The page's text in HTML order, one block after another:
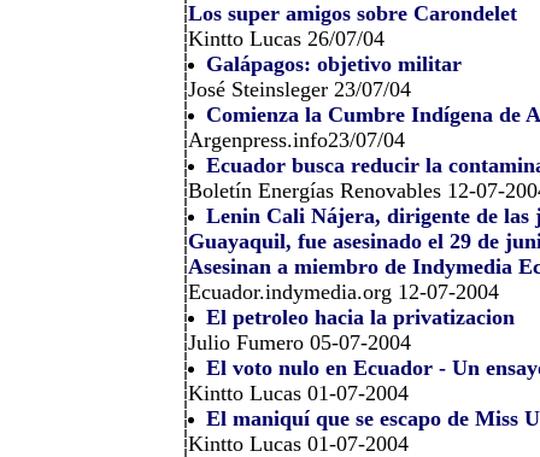
Los super amigos sobre Carondelet
Kintto Lucas 26/07/04
Galápagos: objetivo militar
José Steinsleger 23/07/04
Comienza la Cumbre Indígena de
Argenpress.info23/07/04
Ecuador busca reducir la
Boletín Energías Renovables 12-07-
Lenin Cali Nájera, dirigente de las
Guayaquil, fue asesinado el 29 de
Asesinan a miembro de Indymedia
Ecuador.indymedia.org 12-07-2004
El petroleo hacia la privatizacion
Julio Fumero 05-07-2004
El voto nulo en Ecuador - Un
Kintto Lucas 01-07-2004
El maniquí que se escapo de Miss
Kintto Lucas 01-07-2004